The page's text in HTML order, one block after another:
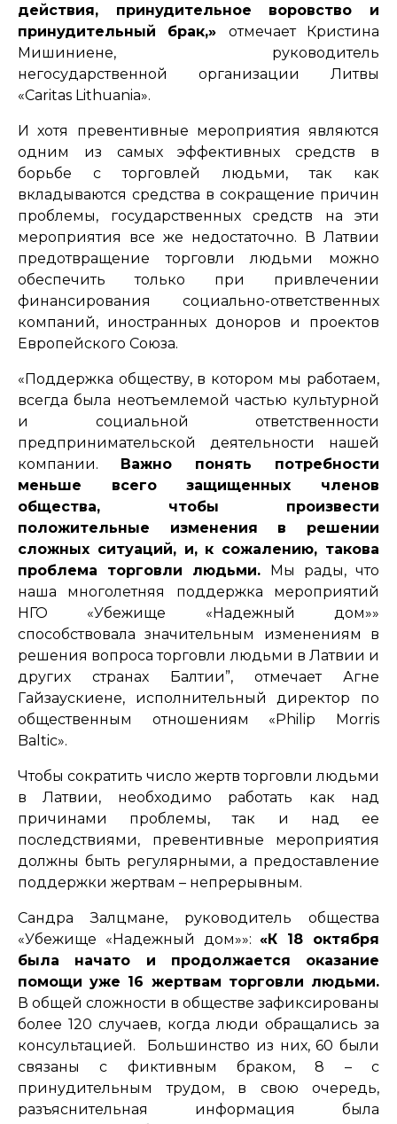
действия, принудительное воровство и
принудительный брак,» отмечает Кристина
Мишиниене, руководитель
негосударственной организации Литвы
«Caritas Lithuania».
И хотя превентивные мероприятия являются
одним из самых эффективных средств в
борьбе с торговлей людьми, так как
вкладываются средства в сокращение причин
проблемы, государственных средств на эти
мероприятия все же недостаточно. В Латвии
предотвращение торговли людьми можно
обеспечить только при привлечении
финансирования социально-ответственных
компаний, иностранных доноров и проектов
Европейского Союза.
«Поддержка обществу, в котором мы работаем,
всегда была неотъемлемой частью культурной
и социальной ответственности
предпринимательской деятельности нашей
компании. Важно понять потребности
меньше всего защищенных членов
общества, чтобы произвести
положительные изменения в решении
сложных ситуаций, и, к сожалению, такова
проблема торговли людьми. Мы рады, что
наша многолетняя поддержка мероприятий
НГО «Убежище «Надежный дом»»
способствовала значительным изменениям в
решения вопроса торговли людьми в Латвии и
других странах Балтии”, отмечает Агне
Гайзаускиене, исполнительный директор по
общественным отношениям «Philip Morris
Baltic».
Чтобы сократить число жертв торговли людьми
в Латвии, необходимо работать как над
причинами проблемы, так и над ее
последствиями, превентивные мероприятия
должны быть регулярными, а предоставление
поддержки жертвам – непрерывным.
Сандра Залцмане, руководитель общества
«Убежище «Надежный дом»»:«К 18 октября
была начато и продолжается оказание
помощи уже 16 жертвам торговли людьми.
В общей сложности в обществе зафиксированы
более 120 случаев, когда люди обращались за
консультацией. Большинство из них, 60 были
связаны с фиктивным браком, 8 – с
принудительным трудом, в свою очередь,
разъяснительная информация была